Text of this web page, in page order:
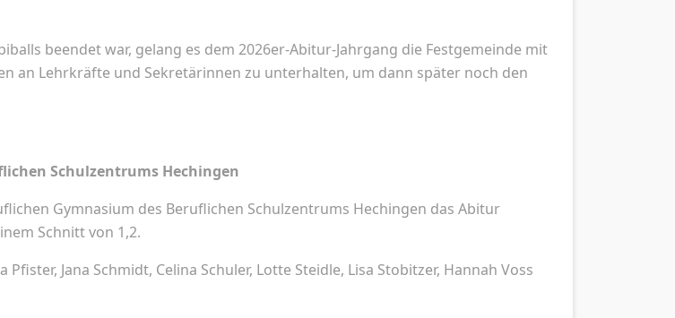
beendet war, gelang es dem 2026er-Abitur-Jahrgang die Festgemeinde mit
an Lehrkräfte und Sekretärinnen zu unterhalten, um dann später noch den
Schulzentrums Hechingen
Gymnasium des Beruflichen Schulzentrums Hechingen das Abitur
Schnitt von 1,2.
Pfister, Jana Schmidt, Celina Schuler, Lotte Steidle, Lisa Stobitzer, Hannah Voss